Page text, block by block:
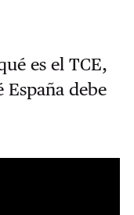
es el TCE,
debe